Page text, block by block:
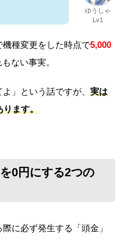
ゆうしゃ
Lv1
種変更をした時点で5,000
ない事実。
」という話ですが、 実は
ります。
0円にする2つの
に必ず発生する「頭金」